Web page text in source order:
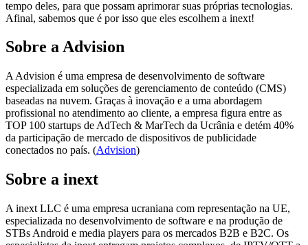
tempo deles, para que possam aprimorar suas próprias tecnologias.
Afinal, sabemos que é por isso que eles escolhem a inext!
Sobre a Advision
A Advision é uma empresa de desenvolvimento de software
especializada em soluções de gerenciamento de conteúdo (CMS)
baseadas na nuvem. Graças à inovação e a uma abordagem
profissional no atendimento ao cliente, a empresa figura entre as
TOP 100 startups de AdTech & MarTech da Ucrânia e detém 40%
da participação de mercado de dispositivos de publicidade
conectados no país. (Advision)
Sobre a inext
A inext LLC é uma empresa ucraniana com representação na UE,
especializada no desenvolvimento de software e na produção de
STBs Android e media players para os mercados B2B e B2C. Os